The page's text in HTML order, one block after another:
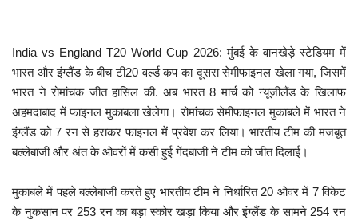
वीडियो
ज्योतिष
संस्कृति मंच
India vs England T20 World Cup 2026: मुंबई के वानखेड़े स्टेडियम में
भारत और इंग्लैंड के बीच टी20 वर्ल्ड कप का दूसरा सेमीफाइनल खेला गया, जिसमें
भारत ने रोमांचक जीत हासिल की. अब भारत 8 मार्च को न्यूजीलैंड के ख‍िलाफ
अहमदाबाद में फाइनल मुकाबला खेलेगा। रोमांचक सेमीफाइनल मुकाबले में भारत ने
इंग्लैंड को 7 रन से हराकर फाइनल में प्रवेश कर लिया। भारतीय टीम की मजबूत
बल्लेबाजी और अंत के ओवरों में कसी हुई गेंदबाजी ने टीम को जीत दिलाई।
मुकाबले में पहले बल्लेबाजी करते हुए भारतीय टीम ने निर्धारित 20 ओवर में 7 विकेट
के नुकसान पर 253 रन का बड़ा स्कोर खड़ा किया और इंग्लैंड के सामने 254 रन